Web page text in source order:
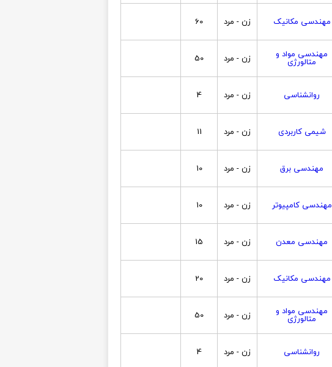
مهندسی مکانیک زن - مرد 60
مهندسی مواد و
متالورژی زن - مرد 50
روانشناسی زن - مرد 4
شیمی کاربردی زن - مرد 11
مهندسی برق زن - مرد 10
مهندسی کامپیوتر زن - مرد 10
مهندسی معدن زن - مرد 15
مهندسی مکانیک زن - مرد 20
مهندسی مواد و
متالورژی زن - مرد 50
روانشناسی زن - مرد 4